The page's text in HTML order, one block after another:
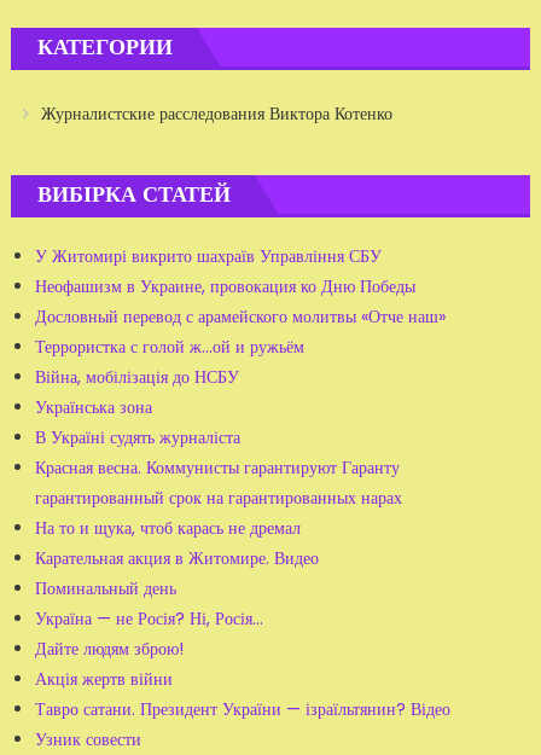
КАТЕГОРИИ
Журналистские расследования Виктора Котенко
ВИБІРКА СТАТЕЙ
У Житомирі викрито шахраїв Управління СБУ
Неофашизм в Украине, провокация ко Дню Победы
Дословный перевод с арамейского молитвы «Отче наш»
Террористка с голой ж...ой и ружьём
Війна, мобілізація до НСБУ
Українська зона
В Україні судять журналіста
Красная весна. Коммунисты гарантируют Гаранту
гарантированный срок на гарантированных нарах
На то и щука, чтоб карась не дремал
Карательная акция в Житомире. Видео
Поминальный день
Україна — не Росія? Ні, Росія...
Дайте людям зброю!
Акція жертв війни
Тавро сатани. Президент України — ізраїльтянин? Відео
Узник совести